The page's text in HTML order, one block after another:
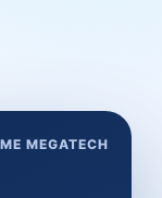
MEGATECH